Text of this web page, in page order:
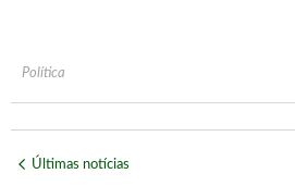
Política
Últimas notícias